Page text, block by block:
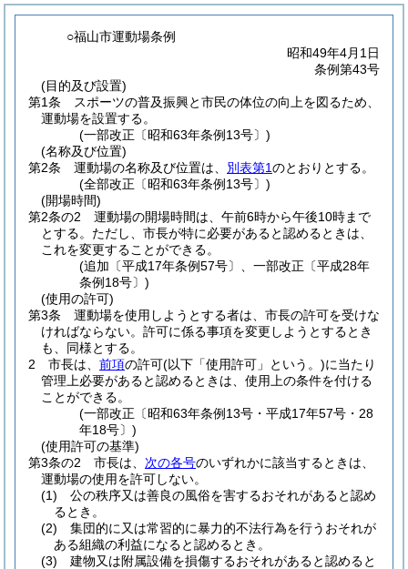
○福山市運動場条例
昭和49年4月1日
条例第43号
(目的及び設置)
第1条
スポーツの普及振興と市民の体位の向上を図るため、
運動場を設置する。
(一部改正〔昭和63年条例13号〕)
(名称及び位置)
第2条
運動場の名称及び位置は、 別表第1のとおりとする。
(全部改正〔昭和63年条例13号〕)
(開場時間)
第2条の2
運動場の開場時間は、午前6時から午後10時まで
とする。 ただし、市長が特に必要があると認めるときは、
これを変更することができる。
(追加〔平成17年条例57号〕、一部改正〔平成28年
条例18号〕)
(使用の許可)
第3条
運動場を使用しようとする者は、市長の許可を受けな
ければならない。 許可に係る事項を変更しようとするとき
も、同様とする。
2
市長は、 前項の許可(以下「使用許可」という。)に当たり
管理上必要があると認めるときは、使用上の条件を付ける
ことができる。
(一部改正〔昭和63年条例13号・平成17年57号・28
年18号〕)
(使用許可の基準)
第3条の2
市長は、 次の各号のいずれかに該当するときは、
運動場の使用を許可しない。
(1)
公の秩序又は善良の風俗を害するおそれがあると認め
るとき。
(2)
集団的に又は常習的に暴力的不法行為を行うおそれが
ある組織の利益になると認めるとき。
(3)
建物又は附属設備を損傷するおそれがあると認めると